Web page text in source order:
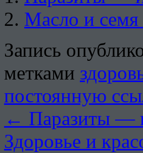
Масло и семя
Запись
метками
постоянную
← Паразиты —
Здоровье и